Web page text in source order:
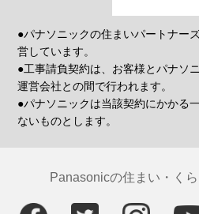
●パナソニックの住まいパートナー
営しています。
●工事請負契約は、お客様とパナソ
運営会社との間で行われます。
●パナソニックは当該契約にかかる
ないものとします。
Panasonicの住まい・く